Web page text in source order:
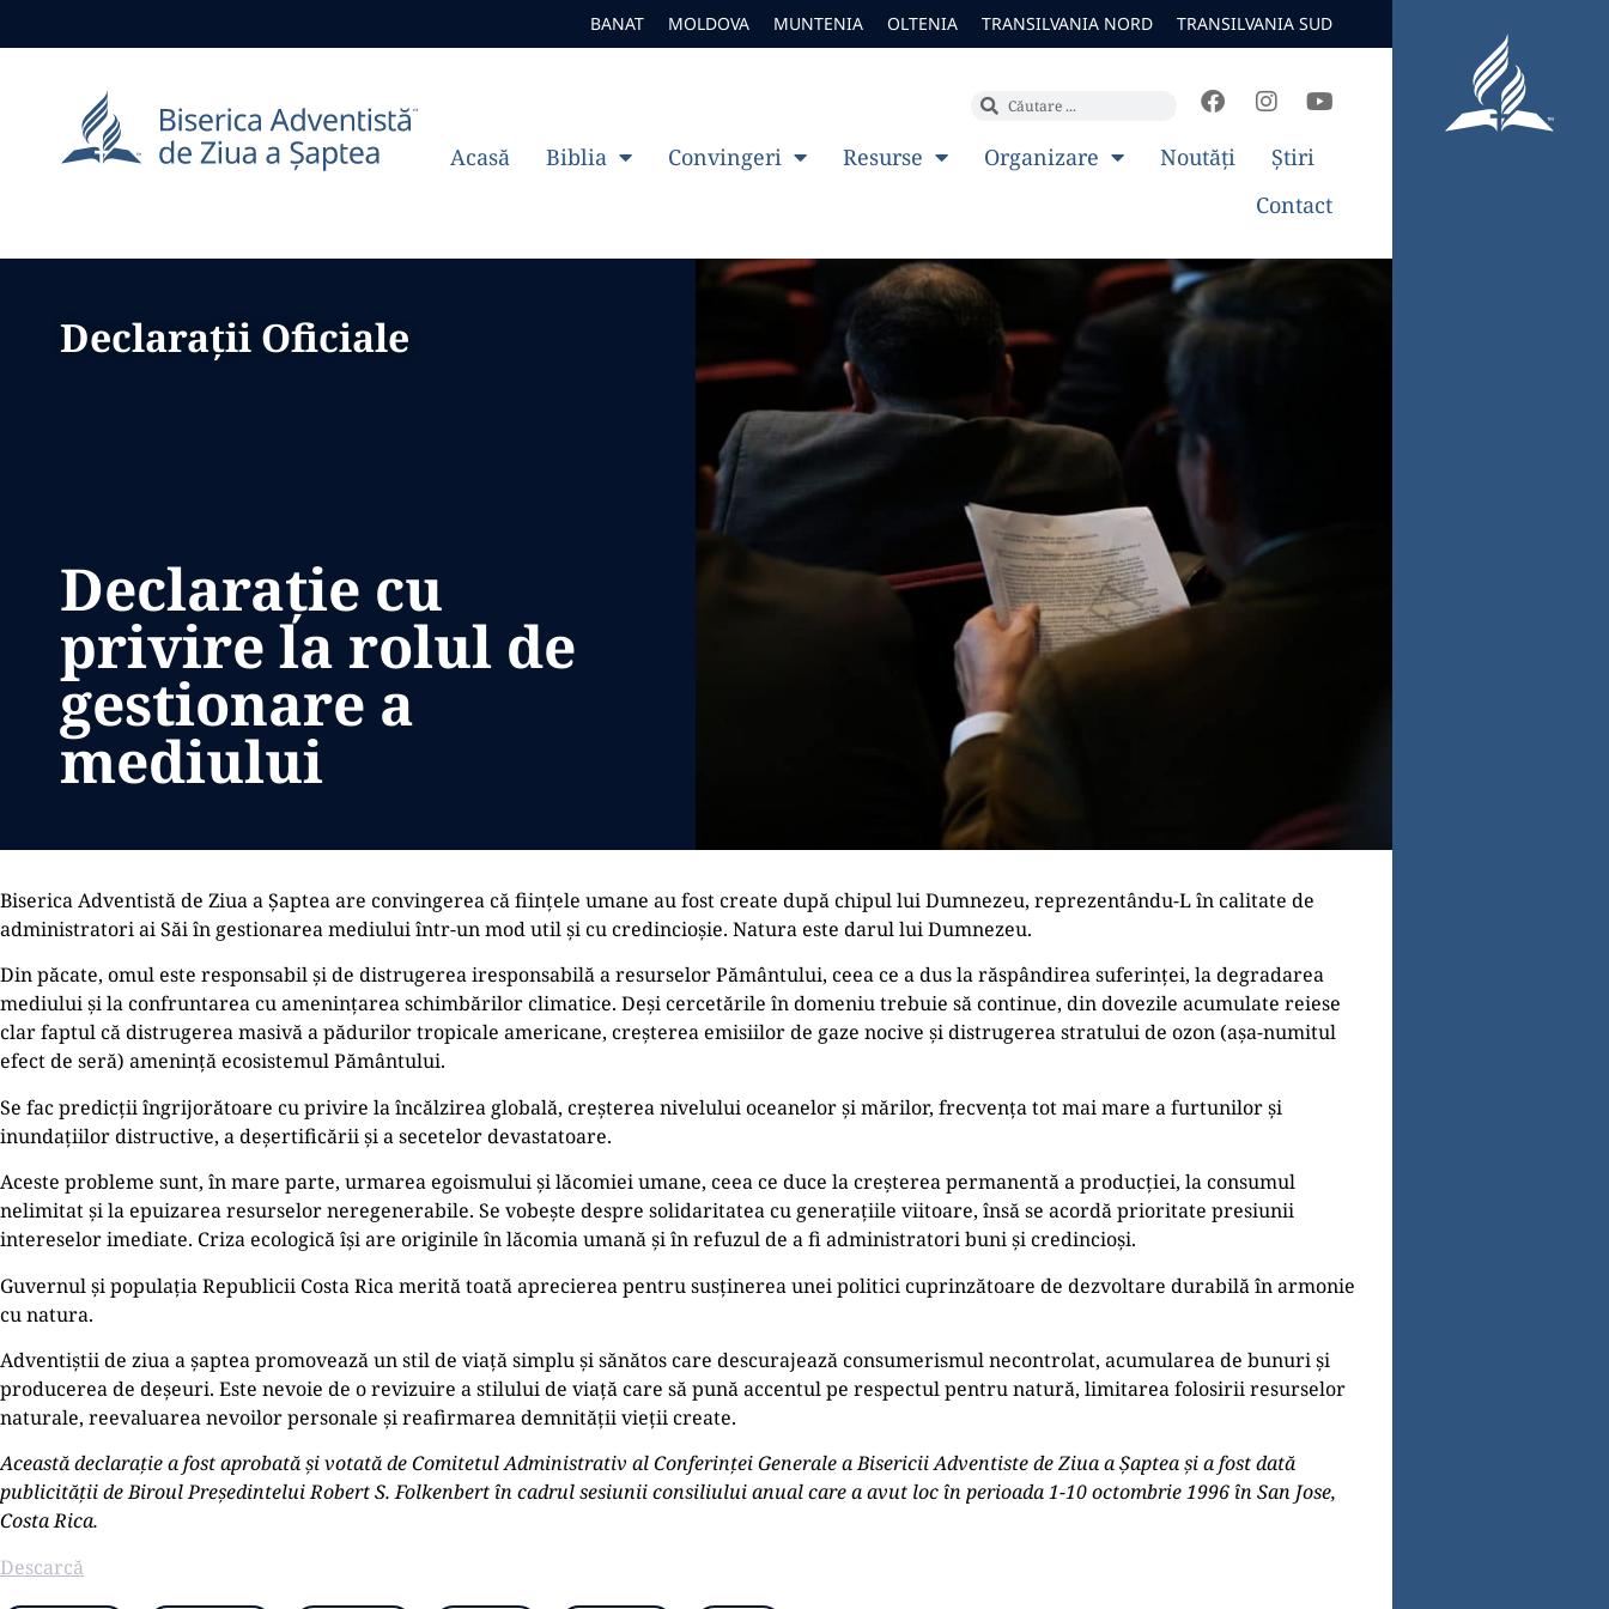
BANAT MOLDOVA MUNTENIA OLTENIA TRANSILVANIA NORD TRANSILVANIA SUD
Acasă Biblia Convingeri Resurse Organizare Noutăți
Știri
Contact
Declarații Oficiale
Declarație cu
privire la rolul de
gestionare a
mediului
Biserica Adventistă de Ziua a Șaptea are convingerea că ființele umane au fost create după chipul lui Dumnezeu, reprezentându-L în calitate de
administratori ai Săi în gestionarea mediului într-un mod util și cu credincioșie. Natura este darul lui Dumnezeu.
Din păcate, omul este responsabil și de distrugerea iresponsabilă a resurselor Pământului, ceea ce a dus la răspândirea suferinței, la degradarea
mediului și la confruntarea cu amenințarea schimbărilor climatice. Deși cercetările în domeniu trebuie să continue, din dovezile acumulate reiese
clar faptul că distrugerea masivă a pădurilor tropicale americane, creșterea emisiilor de gaze nocive și distrugerea stratului de ozon (așa-numitul
efect de seră) amenință ecosistemul Pământului.
Se fac predicții îngrijorătoare cu privire la încălzirea globală, creșterea nivelului oceanelor și mărilor, frecvența tot mai mare a furtunilor și
inundațiilor distructive, a deșertificării și a secetelor devastatoare.
Aceste probleme sunt, în mare parte, urmarea egoismului și lăcomiei umane, ceea ce duce la creșterea permanentă a producției, la consumul
nelimitat și la epuizarea resurselor neregenerabile. Se vobește despre solidaritatea cu generațiile viitoare, însă se acordă prioritate presiunii
intereselor imediate. Criza ecologică își are originile în lăcomia umană și în refuzul de a fi administratori buni și credincioși.
Guvernul și populația Republicii Costa Rica merită toată aprecierea pentru susținerea unei politici cuprinzătoare de dezvoltare durabilă în armonie
cu natura.
Adventiștii de ziua a șaptea promovează un stil de viață simplu și sănătos care descurajează consumerismul necontrolat, acumularea de bunuri și
producerea de deșeuri. Este nevoie de o revizuire a stilului de viață care să pună accentul pe respectul pentru natură, limitarea folosirii resurselor
naturale, reevaluarea nevoilor personale și reafirmarea demnității vieții create.
Această declarație a fost aprobată și votată de Comitetul Administrativ al Conferinței Generale a Bisericii Adventiste de Ziua a Șaptea și a fost dată
publicității de Biroul Președintelui Robert S. Folkenbert în cadrul sesiunii consiliului anual care a avut loc în perioada 1-10 octombrie 1996 în San Jose,
Costa Rica.
Descarcă